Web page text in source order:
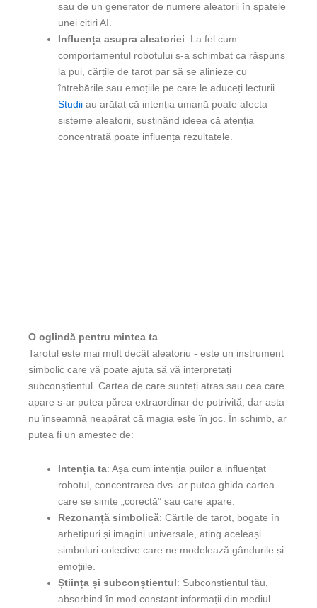
sau de un generator de numere aleatorii în spatele
unei citiri AI.
Influența asupra aleatoriei: La fel cum
comportamentul robotului s-a schimbat ca răspuns
la pui, cărțile de tarot par să se alinieze cu
întrebările sau emoțiile pe care le aduceți lecturii.
Studii au arătat că intenția umană poate afecta
sisteme aleatorii, susținând ideea că atenția
concentrată poate influența rezultatele.
O oglindă pentru mintea ta
Tarotul este mai mult decât aleatoriu - este un instrument
simbolic care vă poate ajuta să vă interpretați
subconștientul. Cartea de care sunteți atras sau cea care
apare s-ar putea părea extraordinar de potrivită, dar asta
nu înseamnă neapărat că magia este în joc. În schimb, ar
putea fi un amestec de:
Intenția ta: Așa cum intenția puilor a influențat
robotul, concentrarea dvs. ar putea ghida cartea
care se simte „corectă” sau care apare.
Rezonanță simbolică: Cărțile de tarot, bogate în
arhetipuri și imagini universale, ating aceleași
simboluri colective care ne modelează gândurile și
emoțiile.
Știința și subconștientul: Subconștientul tău,
absorbind în mod constant informații din mediul